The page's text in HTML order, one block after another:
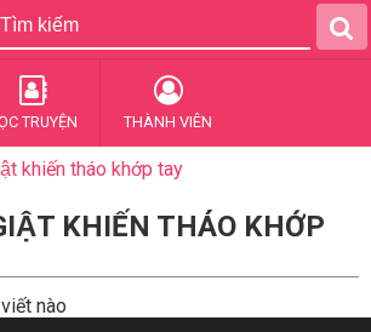
TRUYỆN THÀNH VIÊN
khiến tháo khớp tay
KHIẾN THÁO KHỚP
nào